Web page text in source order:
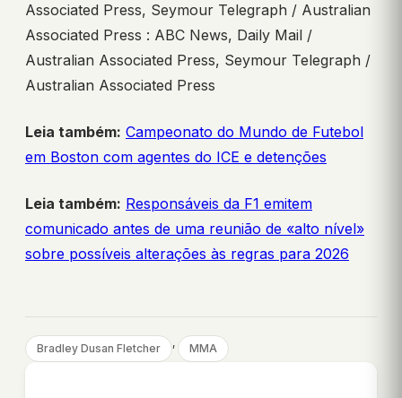
Associated Press, Seymour Telegraph / Australian
Associated Press : ABC News, Daily Mail /
Australian Associated Press, Seymour Telegraph /
Australian Associated Press
Leia também: Campeonato do Mundo de Futebol
em Boston com agentes do ICE e detenções
Leia também: Responsáveis da F1 emitem
comunicado antes de uma reunião de «alto nível»
sobre possíveis alterações às regras para 2026
Bradley Dusan Fletcher , MMA